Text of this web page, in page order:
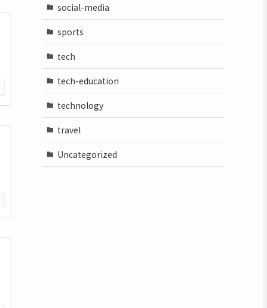
social-media
sports
tech
tech-education
technology
travel
Uncategorized